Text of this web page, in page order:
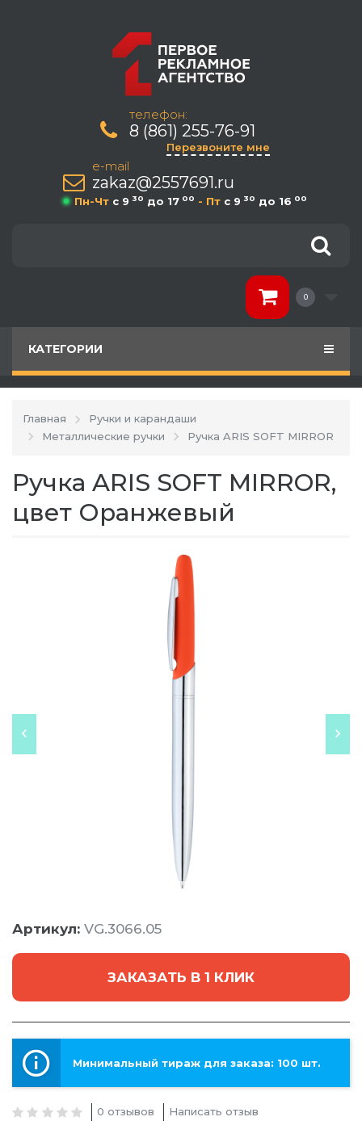
телефон:
8 (861) 255-76-91
Перезвоните мне
e-mail
zakaz@2557691.ru
Пн-Чт c 9 30 до 17 00 - Пт c 9 30 до 16 00
0
КАТЕГОРИИ
Главная
Ручки и карандаши
Металлические ручки
Ручка ARIS SOFT MIRROR
Ручка ARIS SOFT MIRROR,
цвет Оранжевый
Артикул: VG.3066.05
ЗАКАЗАТЬ В 1 КЛИК
Минимальный тираж для заказа: 100 шт.
0 отзывов Написать отзыв